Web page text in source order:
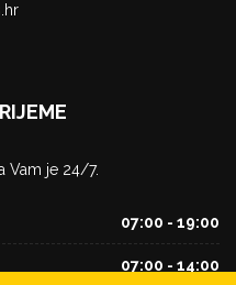
Vam je 24/7.
07:00 - 19:00
07:00 - 14:00